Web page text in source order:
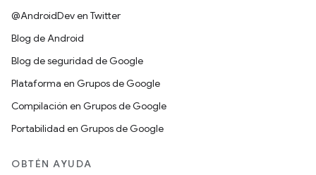
@AndroidDev en Twitter
Blog de Android
Blog de seguridad de Google
Plataforma en Grupos de Google
Compilación en Grupos de Google
Portabilidad en Grupos de Google
OBTÉN AYUDA